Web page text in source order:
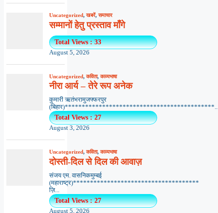
Uncategorized,खबरें,समाचार
सम्मानों हेतु प्रस्ताव माँगे
Total Views : 33
August 5, 2026
Uncategorized,कविता,काव्यभाषा
नीरा आर्य – तेरे रूप अनेक
कुमारी ऋतंभरामुजफ्फरपुर
Total Views : 27
August 3, 2026
Uncategorized,कविता,काव्यभाषा
दोस्ती-दिल से दिल की आवाज़
संजय एम. वासनिकमुम्बई
(महाराष्ट्र)*************************************
ज़ि...
Total Views : 27
August 5, 2026